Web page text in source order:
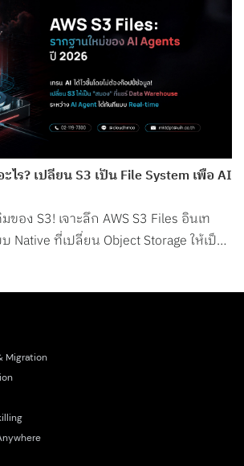
ไร? เปลี่ยน S3 เป็น File System เพื่อ AI
อง S3! เจาะลึก AWS S3 Files อินเท
Native ที่เปลี่ยน Object Storage ให้เป็น
Migration